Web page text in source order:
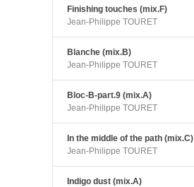
Finishing touches (mix.F)
Jean-Philippe TOURET
Blanche (mix.B)
Jean-Philippe TOURET
Bloc-B-part.9 (mix.A)
Jean-Philippe TOURET
In the middle of the path (mix.C)
Jean-Philippe TOURET
Indigo dust (mix.A)